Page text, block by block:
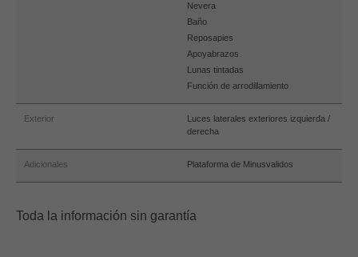
Nevera
Baño
Reposapies
Apoyabrazos
Lunas tintadas
Función de arrodillamiento
Exterior
Luces laterales exteriores izquierda /
derecha
Adicionales Plataforma de Minusvalidos
Toda la información sin garantía